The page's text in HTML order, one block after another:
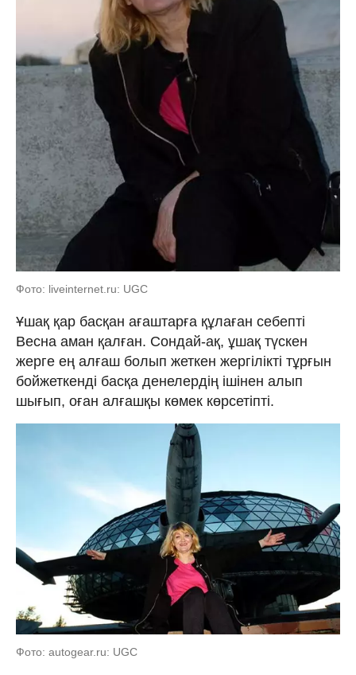
Фото: liveinternet.ru: UGC
Ұшақ қар басқан ағаштарға құлаған себепті
Весна аман қалған. Сондай-ақ, ұшақ түскен
жерге ең алғаш болып жеткен жергілікті тұрғын
бойжеткенді басқа денелердің ішінен алып
шығып, оған алғашқы көмек көрсетіпті.
Фото: autogear.ru: UGC